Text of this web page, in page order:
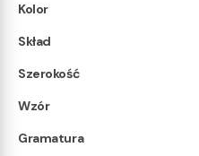
Kolor
Skład
Szerokość
Wzór
Gramatura